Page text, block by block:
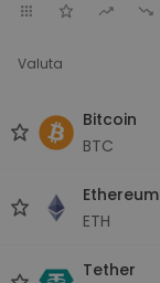
Valuta
Bitcoin
BTC
Ethereum
ETH
Tether